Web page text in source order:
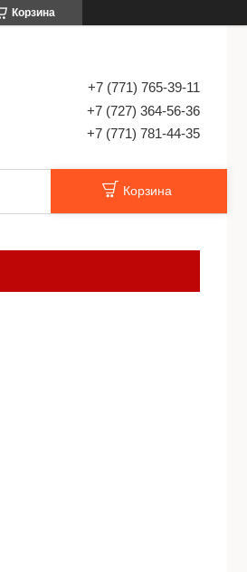
Корзина
+7 (771) 765-39-11
+7 (727) 364-56-36
+7 (771) 781-44-35
Корзина